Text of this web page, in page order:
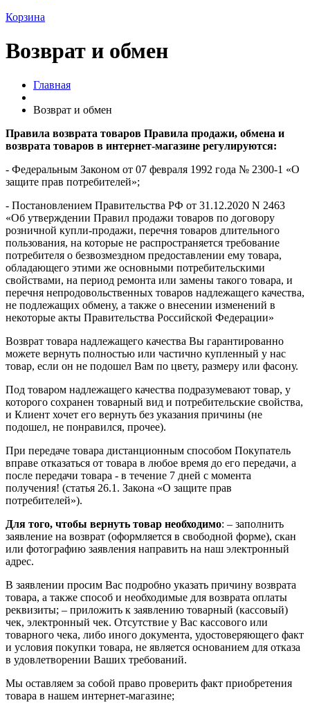
Корзина
Возврат и обмен
Главная
Возврат и обмен
Правила возврата товаров Правила продажи, обмена и
возврата товаров в интернет-магазине регулируются:
- Федеральным Законом от 07 февраля 1992 года № 2300-1 «О
защите прав потребителей»;
- Постановлением Правительства РФ от 31.12.2020 N 2463
«Об утверждении Правил продажи товаров по договору
розничной купли-продажи, перечня товаров длительного
пользования, на которые не распространяется требование
потребителя о безвозмездном предоставлении ему товара,
обладающего этими же основными потребительскими
свойствами, на период ремонта или замены такого товара, и
перечня непродовольственных товаров надлежащего качества,
не подлежащих обмену, а также о внесении изменений в
некоторые акты Правительства Российской Федерации»
Возврат товара надлежащего качества Вы гарантированно
можете вернуть полностью или частично купленный у нас
товар, если он не подошел Вам по цвету, размеру или фасону.
Под товаром надлежащего качества подразумевают товар, у
которого сохранен товарный вид и потребительские свойства,
и Клиент хочет его вернуть без указания причины (не
подошел, не понравился, прочее).
При передаче товара дистанционным способом Покупатель
вправе отказаться от товара в любое время до его передачи, а
после передачи товара - в течение 7 дней с момента
получения! (статья 26.1. Закона «О защите прав
потребителей»).
Для того, чтобы вернуть товар необходимо: – заполнить
заявление на возврат (оформляется в свободной форме), скан
или фотографию заявления направить на наш электронный
адрес.
В заявлении просим Вас подробно указать причину возврата
товара, а также способ и необходимые для возврата оплаты
реквизиты; – приложить к заявлению товарный (кассовый)
чек, электронный чек. Отсутствие у Вас кассового или
товарного чека, либо иного документа, удостоверяющего факт
и условия покупки товара, не является основанием для отказа
в удовлетворении Ваших требований.
Мы оставляем за собой право проверить факт приобретения
товара в нашем интернет-магазине;